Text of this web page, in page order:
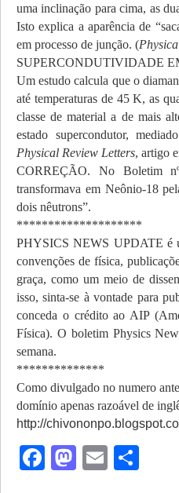
uma inclinação para cima, as
Isto explica a aparência de
em processo de junção. (
SUPERCONDUTIVIDADE
Um estudo calcula que o
até temperaturas de 45 K, as
classe de material a de mais
estado supercondutor,
Physical Review Letters, artigo
CORREÇÃO. No Boletim
transformava em Neônio-18
dois nêutrons”.
********************
PHYSICS NEWS UPDATE é
convenções de física,
graça, como um meio de
isso, sinta-se à vontade para
conceda o crédito ao AIP
Física). O boletim Physics
semana.
**************
Como divulgado no numero
domínio apenas razoável de
http://
Facebook
Mastodon
Email